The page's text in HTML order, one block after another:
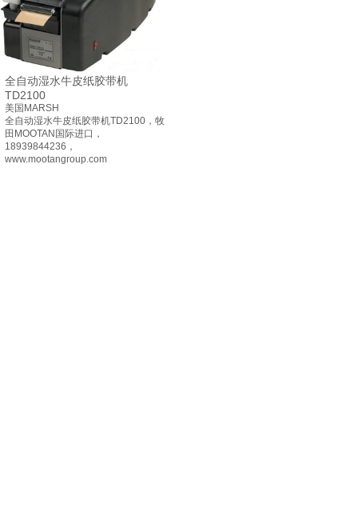
全自动湿水牛皮纸胶带机
TD2100
美国MARSH
全自动湿水牛皮纸胶带机TD2100，牧
田MOOTAN国际进口，
18939844236，
www.mootangroup.com